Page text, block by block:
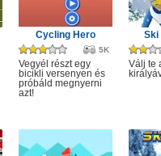
Cycling Hero
5K
Vegyél részt egy
bicikli versenyen és
próbáld megnyerni
azt!
Ski
Válj te